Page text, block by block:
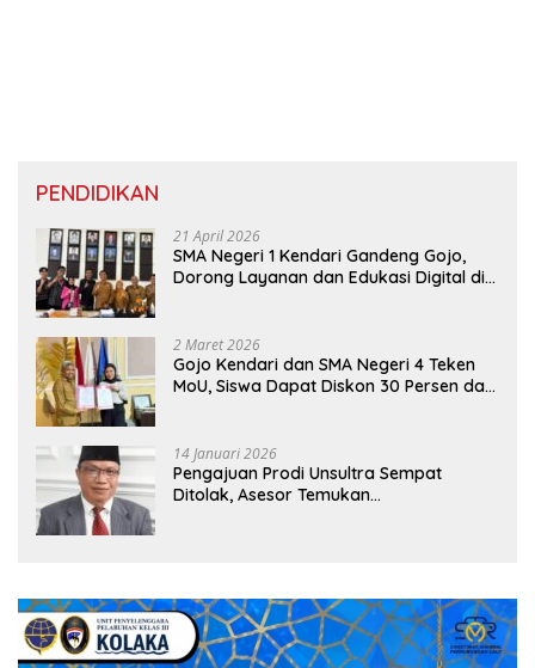
PENDIDIKAN
21 April 2026
SMA Negeri 1 Kendari Gandeng Gojo,
Dorong Layanan dan Edukasi Digital di
2 Maret 2026
Gojo Kendari dan SMA Negeri 4 Teken
MoU, Siswa Dapat Diskon 30 Persen dan
14 Januari 2026
Pengajuan Prodi Unsultra Sempat
Ditolak, Asesor Temukan